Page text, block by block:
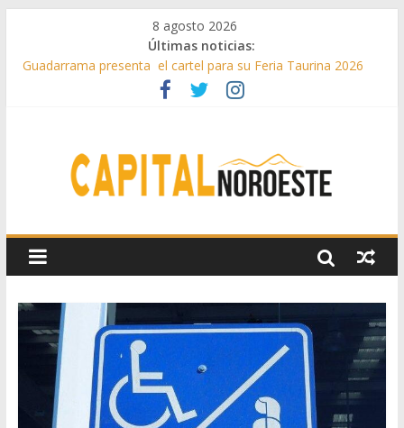
8 agosto 2026
Últimas noticias:
Guadarrama presenta el cartel para su Feria Taurina 2026
Hey Kid e Inazio en ‘La Gran Noche del Indie’ de las fiestas
Boadilla destinó más de 11 millones de euros a ayudas y
beneficios fiscales en 2025